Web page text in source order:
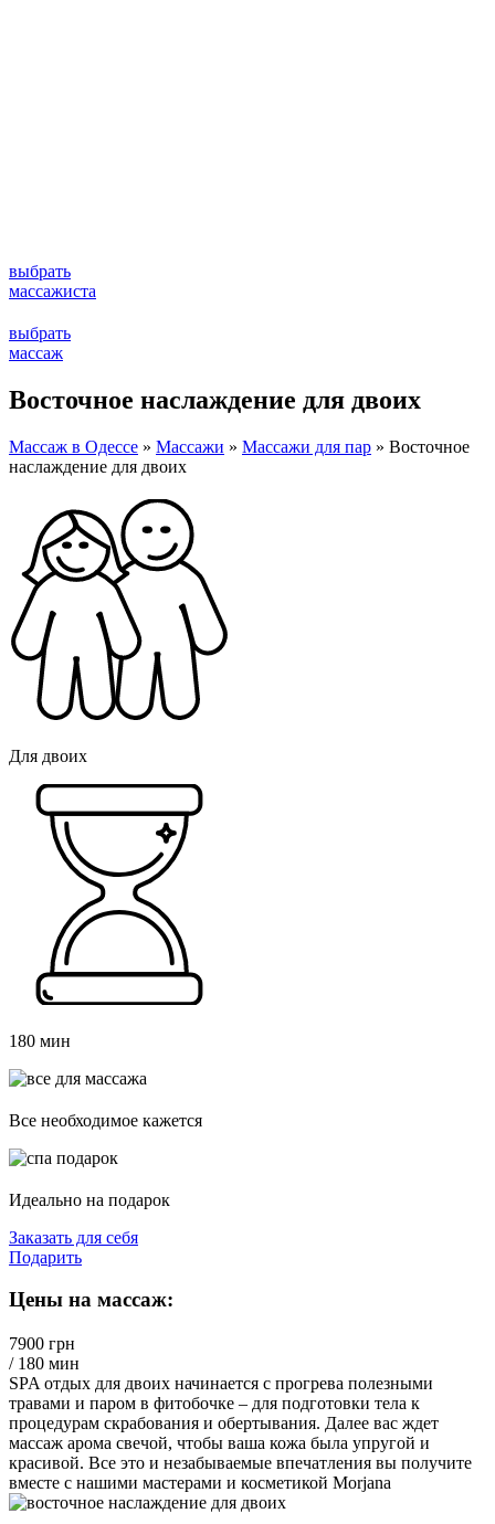
выбрать
массажиста
выбрать
массаж
Восточное наслаждение для двоих
Массаж в Одессе » Массажи » Массажи для пар » Восточное
наслаждение для двоих
Для двоих
180 мин
Все необходимое кажется
Идеально на подарок
Заказать для себя
Подарить
Цены на массаж:
7900 грн
/ 180 мин
SPA отдых для двоих начинается с прогрева полезными
травами и паром в фитобочке – для подготовки тела к
процедурам скрабования и обертывания. Далее вас ждет
массаж арома свечой, чтобы ваша кожа была упругой и
красивой. Все это и незабываемые впечатления вы получите
вместе с нашими мастерами и косметикой Morjana